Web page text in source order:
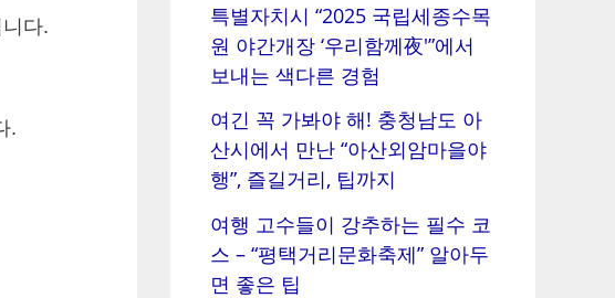
다.
.
특별자치시 “2025 국립세종수목
원 야간개장 ‘우리함께夜'”에서
보내는 색다른 경험
여긴 꼭 가봐야 해! 충청남도 아
산시에서 만난 “아산외암마을야
행”, 즐길거리, 팁까지
여행 고수들이 강추하는 필수 코
스 – “평택거리문화축제” 알아두
면 좋은 팁